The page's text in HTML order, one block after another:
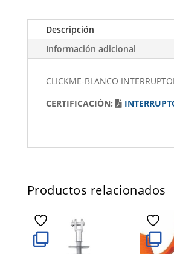
Descripción
Información adicional
CLICKME-BLANCO
CERTIFICACIÓN:
Productos relacionados